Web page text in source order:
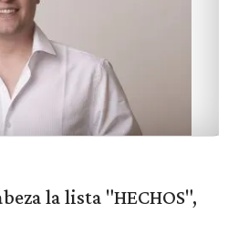
la lista "HECHOS",